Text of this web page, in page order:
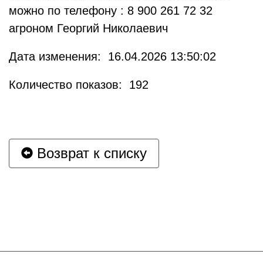
можно по телефону : 8 900 261 72 32
агроном Георгий Николаевич
Дата изменения: 16.04.2026 13:50:02
Количество показов: 192
Возврат к списку